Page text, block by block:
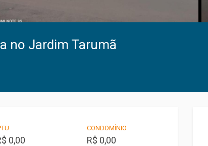
no Jardim Tarumã
0,00
CONDOMÍNIO
R$ 0,00